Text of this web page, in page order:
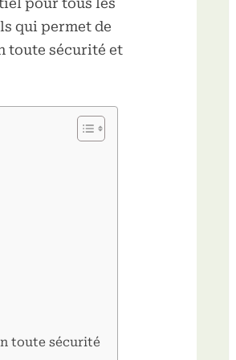
pour tous les
qui permet de
toute sécurité et
toute sécurité